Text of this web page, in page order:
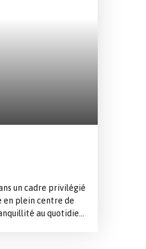
un cadre privilégié
en plein centre de
au quotidien.